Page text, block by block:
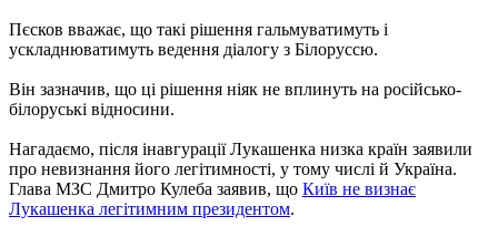
Пєсков вважає, що такі рішення гальмуватимуть і
ускладнюватимуть ведення діалогу з Білоруссю.
Він зазначив, що ці рішення ніяк не вплинуть на російсько-
білоруські відносини.
Нагадаємо, після інавгурації Лукашенка низка країн заявили
про невизнання його легітимності, у тому числі й Україна.
Глава МЗС Дмитро Кулеба заявив, що Київ не визнає
Лукашенка легітимним президентом.